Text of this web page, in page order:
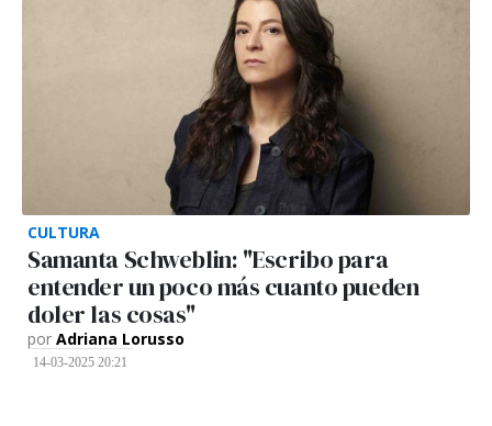
CULTURA
Samanta Schweblin: "Escribo para
entender un poco más cuanto pueden
doler las cosas"
por Adriana Lorusso
14-03-2025 20:21